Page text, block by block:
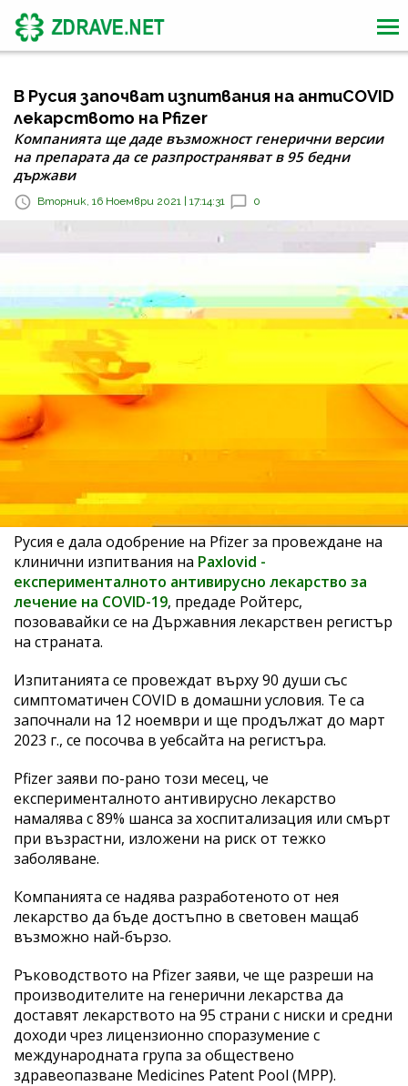
В Русия започват изпитвания на антиCOVID
лекарството на Pfizer
Компанията ще даде възможност генерични версии
на препарата да се разпространяват в 95 бедни
държави
Вторник, 16 Ноември 2021 | 17:14:31 0
Русия e дала одобрение на Pfizer за провеждане на
клинични изпитвания на Paxlovid -
експерименталното антивирусно лекарство за
лечение на COVID-19, предаде Ройтерс,
позовавайки се на Държавния лекарствен регистър
на страната.
Изпитанията се провеждат върху 90 души със
симптоматичен COVID в домашни условия. Те са
започнали на 12 ноември и ще продължат до март
2023 г., се посочва в уебсайта на регистъра.
Pfizer заяви по-рано този месец, че
експерименталното антивирусно лекарство
намалява с 89% шанса за хоспитализация или смърт
при възрастни, изложени на риск от тежко
заболяване.
Компанията се надява разработеното от нея
лекарство да бъде достъпно в световен мащаб
възможно най-бързо.
Ръководството на Pfizer заяви, че ще разреши на
производителите на генерични лекарства да
доставят лекарството на 95 страни с ниски и средни
доходи чрез лицензионно споразумение с
международната група за обществено
здравеопазване Medicines Patent Pool (MPP).